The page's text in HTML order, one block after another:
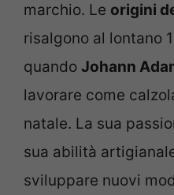
marchio. Le origini
risalgono al lontano
quando Johann
lavorare come
natale. La sua
sua abilità
sviluppare nuovi